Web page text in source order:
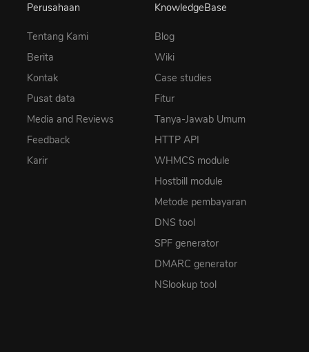
Perusahaan
Tentang Kami
Berita
Kontak
Pusat data
Media and Reviews
Feedback
Karir
KnowledgeBase
Blog
Wiki
Case studies
Fitur
Tanya-Jawab Umum
HTTP API
WHMCS module
Hostbill module
Metode pembayaran
DNS tool
SPF generator
DMARC generator
NSlookup tool